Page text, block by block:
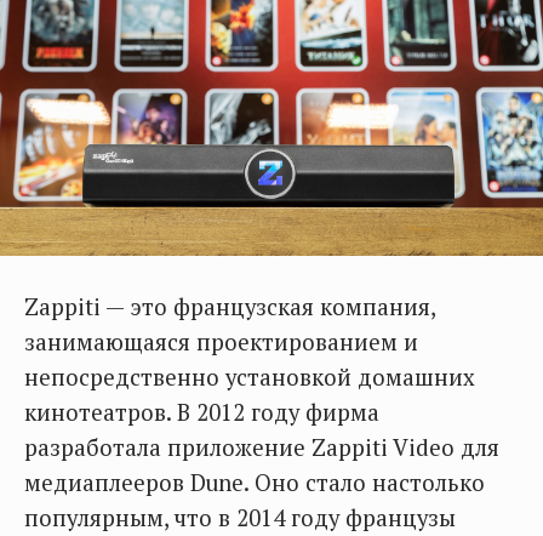
Zappiti — это французская компания,
занимающаяся проектированием и
непосредственно установкой домашних
кинотеатров. В 2012 году фирма
разработала приложение Zappiti Video для
медиаплееров Dune. Оно стало настолько
популярным, что в 2014 году французы